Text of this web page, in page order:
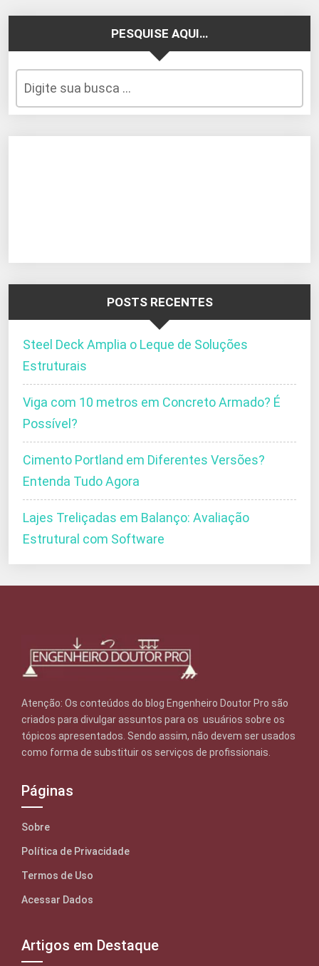
PESQUISE AQUI…
POSTS RECENTES
Steel Deck Amplia o Leque de Soluções
Estruturais
Viga com 10 metros em Concreto Armado? É
Possível?
Cimento Portland em Diferentes Versões?
Entenda Tudo Agora
Lajes Treliçadas em Balanço: Avaliação
Estrutural com Software
Atenção: Os conteúdos do blog Engenheiro Doutor Pro são
criados para divulgar assuntos para os usuários sobre os
tópicos apresentados. Sendo assim, não devem ser usados
como forma de substituir os serviços de profissionais.
Páginas
Sobre
Política de Privacidade
Termos de Uso
Acessar Dados
Artigos em Destaque